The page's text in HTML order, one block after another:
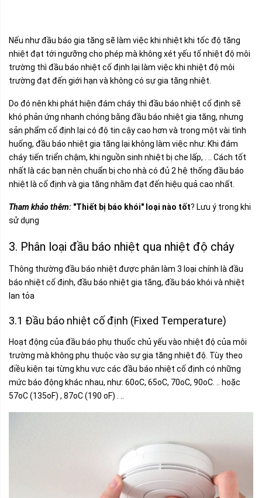
Nếu như đầu báo gia tăng sẽ làm việc khi nhiệt khi tốc độ tăng
nhiệt đạt tới ngưỡng cho phép mà không xét yếu tố nhiệt độ môi
trường thì đầu báo nhiệt cố định lại làm việc khi nhiệt độ môi
trường đạt đến giới hạn và không có sự gia tăng nhiệt.
Do đó nên khi phát hiện đám cháy thì đầu báo nhiệt cố định sẽ
khó phản ứng nhanh chóng bằng đầu báo nhiệt gia tăng, nhưng
sản phẩm cố định lại có độ tin cậy cao hơn và trong một vài tình
huống, đầu báo nhiệt gia tăng lại không làm việc như: Khi đám
cháy tiến triển chậm, khi nguồn sinh nhiệt bị che lấp, . .. Cách tốt
nhất là các bạn nên chuẩn bị cho nhà có đủ 2 hệ thống đầu báo
nhiệt là cố định và gia tăng nhằm đạt đến hiệu quả cao nhất.
Tham khảo thêm: "Thiết bị báo khói" loại nào tốt? Lưu ý trong khi
sử dụng
3. Phân loại đầu báo nhiệt qua nhiệt độ cháy
Thông thường đầu báo nhiệt được phân làm 3 loại chính là đầu
báo nhiệt cố định, đầu báo nhiệt gia tăng, đầu báo khói và nhiệt
lan tỏa
3.1 Đầu báo nhiệt cố định (Fixed Temperature)
Hoạt động của đầu báo phụ thuốc chủ yếu vào nhiệt độ của môi
trường mà không phụ thuộc vào sự gia tăng nhiệt độ. Tùy theo
điều kiện tại từng khu vực các đầu báo nhiệt cố định có những
mức báo động khác nhau, như: 60oC, 65oC, 70oC, 90oC. .. hoặc
57oC (135oF) , 87oC (190 oF) . ..